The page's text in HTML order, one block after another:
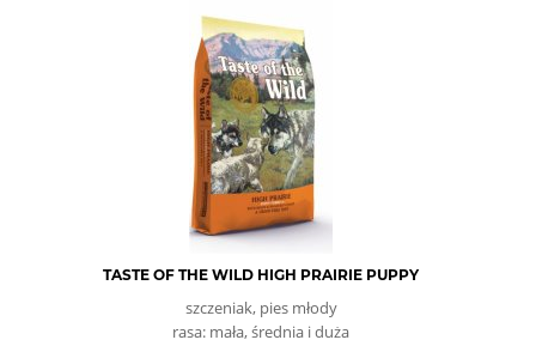
TASTE OF THE WILD HIGH PRAIRIE PUPPY
szczeniak, pies młody
rasa: mała, średnia i duża